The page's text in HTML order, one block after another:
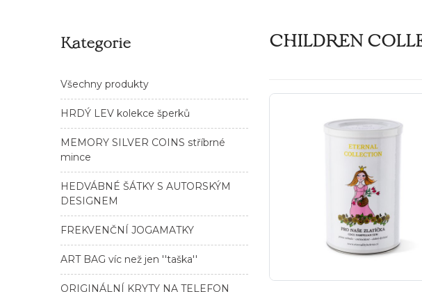
Kategorie
Všechny produkty
HRDÝ LEV kolekce šperků
MEMORY SILVER COINS stříbrné
mince
HEDVÁBNÉ ŠÁTKY S AUTORSKÝM
DESIGNEM
FREKVENČNÍ JOGAMATKY
ART BAG víc než jen ''taška''
ORIGINÁLNÍ KRYTY NA TELEFON
CHILDREN